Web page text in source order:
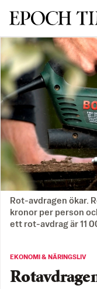
Svenska Epoch
Rot-avdragen ökar.
kronor per person
ett rot-avdrag är 11
EKONOMI & NÄRINGSLIV